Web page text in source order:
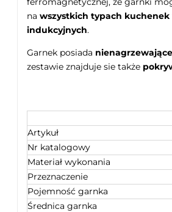
na wszystkich typach kuchenek
indukcyjnych.
Garnek posiada
zestawie znajduje sie także
Artykuł
Nr katalogowy
Materiał wykonania
Przeznaczenie
Pojemność garnka
Średnica garnka